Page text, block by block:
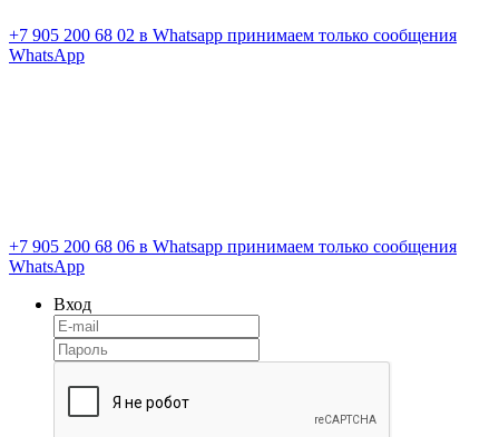
+7 905 200 68 02 в Whatsapp принимаем только сообщения
WhatsApp
+7 905 200 68 06 в Whatsapp принимаем только сообщения
WhatsApp
Вход